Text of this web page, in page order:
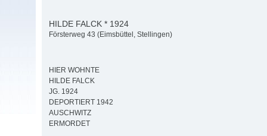
HILDE FALCK * 1924
Försterweg 43 (Eimsbüttel, Stellingen)
HIER WOHNTE
HILDE FALCK
JG. 1924
DEPORTIERT 1942
AUSCHWITZ
ERMORDET